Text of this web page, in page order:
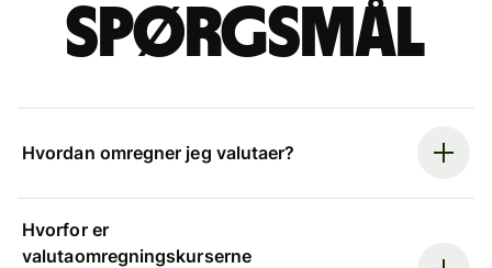
spørgsmål
Hvordan omregner jeg valutaer?
Hvorfor er
valutaomregningskurserne